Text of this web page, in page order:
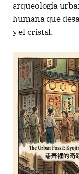
arqueología
humana que
y el cristal.